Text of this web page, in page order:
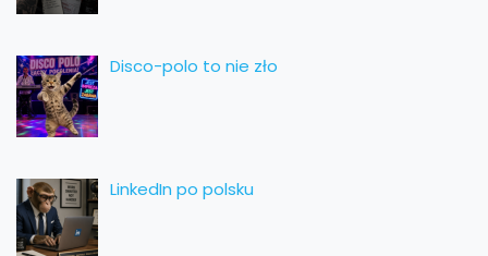
Disco-polo to nie zło
LinkedIn po polsku